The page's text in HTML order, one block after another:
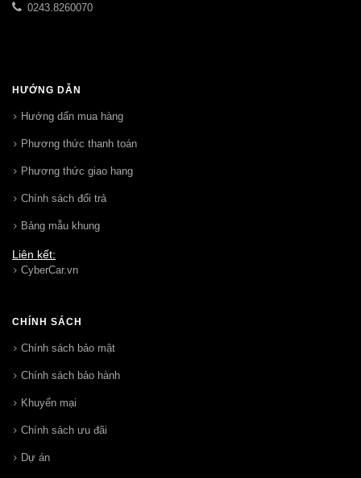
0243.8260070
HƯỚNG DẪN
Hướng dẩn mua hàng
Phương thức thanh toán
Phương thức giao hang
Chính sách đổi trả
Bảng mẫu khung
Liên kết:
CyberCar.vn
CHÍNH SÁCH
Chính sách bảo mật
Chính sách bảo hành
Khuyến mại
Chính sách ưu đãi
Dự án